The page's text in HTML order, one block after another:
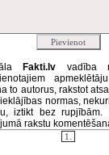
Fakti.lv vadība
to autorus, rakstot
normas,
iztikt bez rupjībām.
rakstu
1.